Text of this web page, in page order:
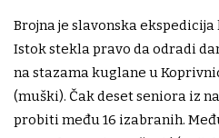
Brojna je slavonska ekspedicija
Istok stekla pravo da odradi
na stazama kuglane u
(muški). Čak deset seniora iz
probiti među 16 izabranih.